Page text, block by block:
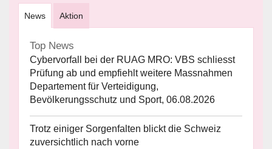
News Aktion
Top News
Cybervorfall bei der RUAG MRO: VBS schliesst
Prüfung ab und empfiehlt weitere Massnahmen
Departement für Verteidigung,
Bevölkerungsschutz und Sport, 06.08.2026
Trotz einiger Sorgenfalten blickt die Schweiz
zuversichtlich nach vorne